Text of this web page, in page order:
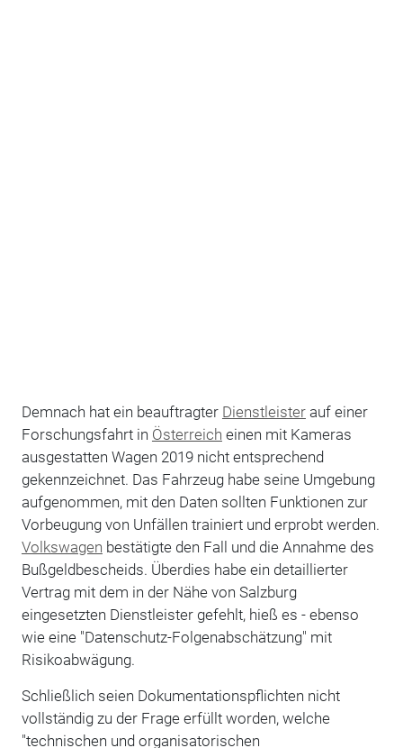
Demnach hat ein beauftragter Dienstleisterauf einer
Forschungsfahrt in Österreich einen mit Kameras
ausgestatten Wagen 2019 nicht entsprechend
gekennzeichnet. Das Fahrzeug habe seine Umgebung
aufgenommen, mit den Daten sollten Funktionen zur
Vorbeugung von Unfällen trainiert und erprobt werden.
Volkswagen bestätigte den Fall und die Annahme des
Bußgeldbescheids. Überdies habe ein detaillierter
Vertrag mit dem in der Nähe von Salzburg
eingesetzten Dienstleister gefehlt, hieß es - ebenso
wie eine "Datenschutz-Folgenabschätzung" mit
Risikoabwägung.
Schließlich seien Dokumentationspflichten nicht
vollständig zu der Frage erfüllt worden, welche
"technischen und organisatorischen